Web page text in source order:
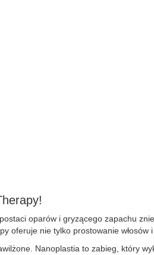
oparów i gryzącego zapachu
oferuje nie tylko prostowanie włosów
Nanoplastia to zabieg, który